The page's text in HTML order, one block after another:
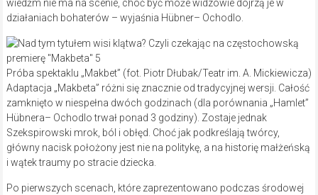
wiedźm nie ma na scenie, choć być może widzowie dojrzą je w
działaniach bohaterów – wyjaśnia Hübner– Ochodlo.
Próba spektaklu „Makbet” (fot. Piotr Dłubak/Teatr im. A. Mickiewicza)
Adaptacja „Makbeta” różni się znacznie od tradycyjnej wersji. Całość
zamknięto w niespełna dwóch godzinach (dla porównania „Hamlet”
Hübnera– Ochodlo trwał ponad 3 godziny). Zostaje jednak
Szekspirowski mrok, ból i obłęd. Choć jak podkreślają twórcy,
główny nacisk położony jest nie na politykę, a na historię małżeńską
i wątek traumy po stracie dziecka.
Po pierwszych scenach, które zaprezentowano podczas środowej